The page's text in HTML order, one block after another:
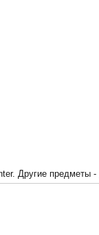
Другие предметы -